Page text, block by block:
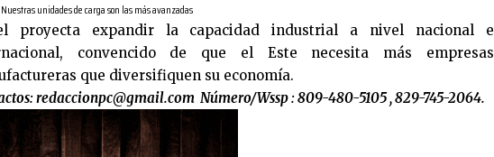
Nuestras unidades de carga son las más avanzadas
proyecta expandir la capacidad industrial a nivel nacional e
convencido de que el Este necesita más empresas
que diversifiquen su economía.
redaccionpc@gmail.com Número/Wssp : 809-480-5105 , 829-745-2064.